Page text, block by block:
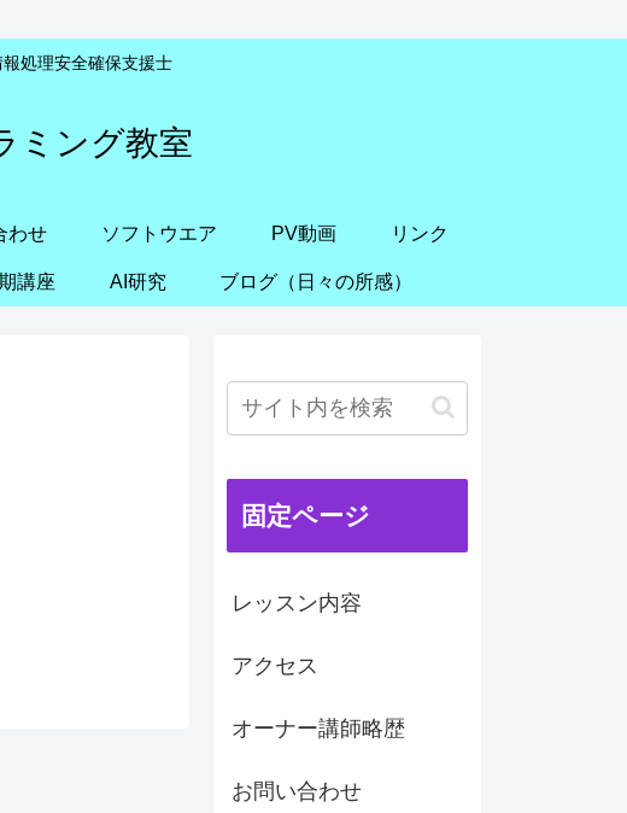
処理安全確保支援士
ミング教室
わせ ソフトウエア PV動画 リンク
講座 AI研究 ブログ（日々の所感）
固定ページ
レッスン内容
アクセス
オーナー講師略歴
お問い合わせ